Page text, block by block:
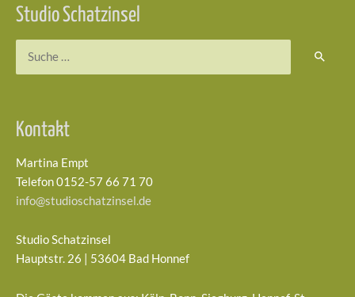
Studio Schatzinsel
Kontakt
Martina Empt
Telefon 0152-57 66 71 70
info@studioschatzinsel.de
Studio Schatzinsel
Hauptstr. 26 | 53604 Bad Honnef